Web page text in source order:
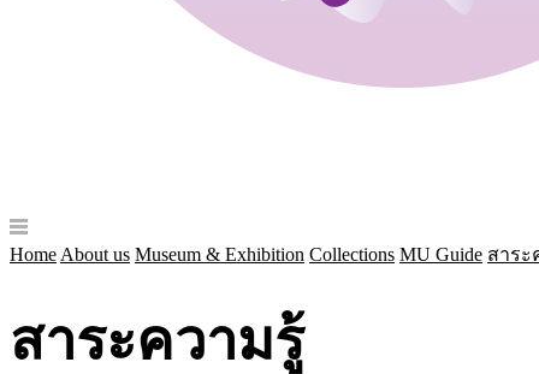
Home About us Museum & Exhibition Collections MU Guide สาระ
สาระความรู้